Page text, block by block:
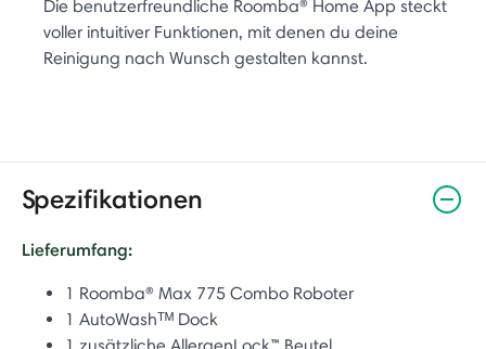
Die benutzerfreundliche Roomba® Home App steckt
voller intuitiver Funktionen, mit denen du deine
Reinigung nach Wunsch gestalten kannst.
Spezifikationen
Lieferumfang:
1 Roomba® Max 775 Combo Roboter
1 AutoWashᵀᴹ Dock